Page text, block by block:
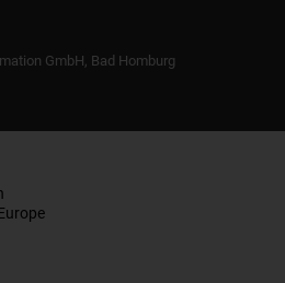
GmbH, Bad Homburg